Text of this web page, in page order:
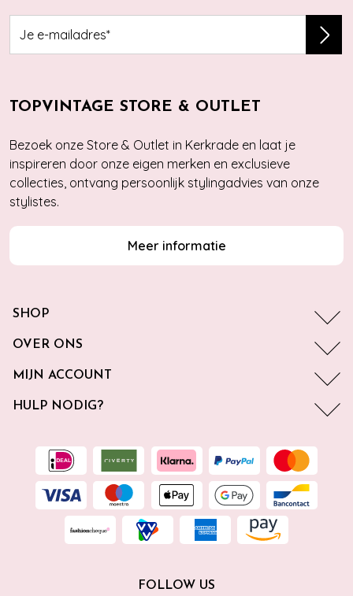
TOPVINTAGE STORE & OUTLET
Bezoek onze Store & Outlet in Kerkrade en laat je
inspireren door onze eigen merken en exclusieve
collecties, ontvang persoonlijk stylingadvies van onze
stylistes.
Meer informatie
SHOP
OVER ONS
MIJN ACCOUNT
HULP NODIG?
FOLLOW US